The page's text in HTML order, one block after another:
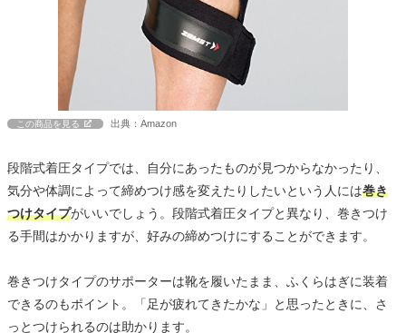
この商品を見る 出典：Amazon
段階式着圧タイプでは、自分にあったものが見つからなかったり、
気分や体調によって締めつけ感を変えたりしたいという人には巻き
つけタイプがいいでしょう。段階式着圧タイプと異なり、巻きつけ
る手間はかかりますが、好みの締めつけにすることができます。
巻きつけタイプのサポーターは靴を履いたまま、ふくらはぎに装着
できるのもポイント。「足が疲れてきたかな」と思ったときに、さ
っとつけられるのは助かります。